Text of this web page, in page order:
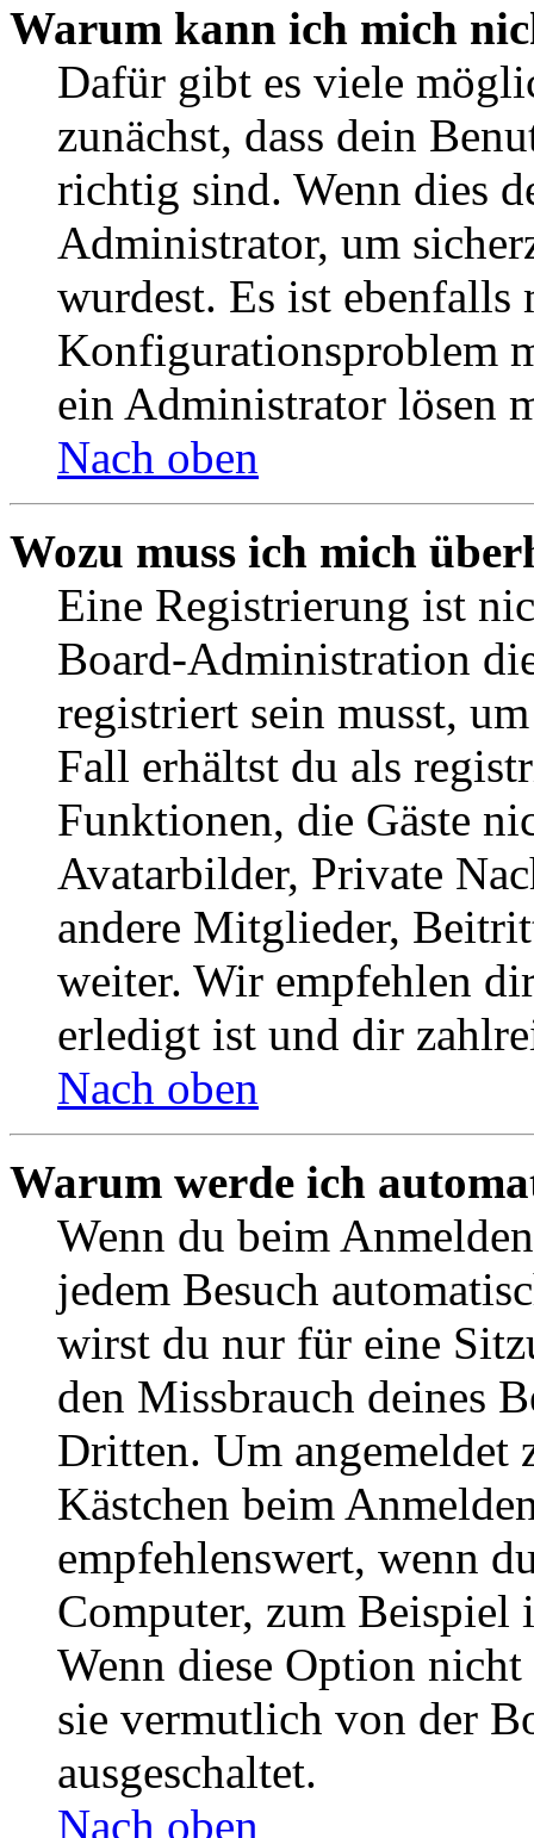
Warum kann ich mich
Dafür gibt es viele
zunächst, dass dein
richtig sind. Wenn dies
Administrator, um
wurdest. Es ist ebenfalls
Konfigurationsproblem
ein Administrator lösen
Nach oben
Wozu muss ich mich
Eine Registrierung ist
Board-Administration
registriert sein musst,
Fall erhältst du als
Funktionen, die Gäste
Avatarbilder, Private
andere Mitglieder,
weiter. Wir empfehlen
erledigt ist und dir
Nach oben
Warum werde ich
Wenn du beim
jedem Besuch
wirst du nur für eine
den Missbrauch deines
Dritten. Um angemeldet
Kästchen beim
empfehlenswert, wenn
Computer, zum Beispiel
Wenn diese Option
sie vermutlich von der
ausgeschaltet.
Nach oben